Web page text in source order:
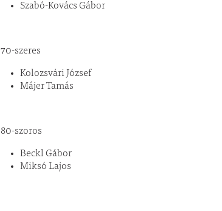
Szabó-Kovács Gábor
70-szeres
Kolozsvári József
Májer Tamás
80-szoros
Beckl Gábor
Miksó Lajos